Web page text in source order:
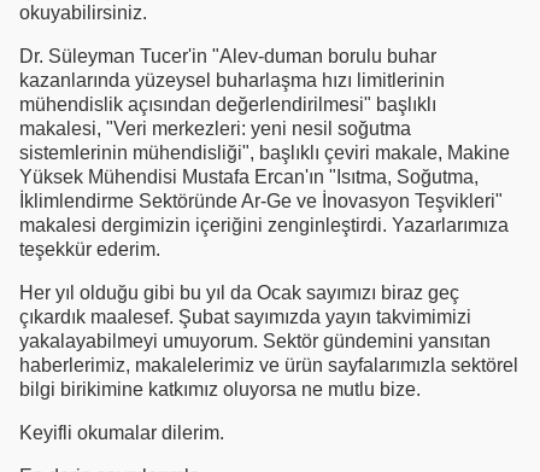
okuyabilirsiniz.
Dr. Süleyman Tucer'in "Alev-duman borulu buhar
kazanlarında yüzeysel buharlaşma hızı limitlerinin
mühendislik açısından değerlendirilmesi" başlıklı
makalesi, "Veri merkezleri: yeni nesil soğutma
sistemlerinin mühendisliği", başlıklı çeviri makale, Makine
Yüksek Mühendisi Mustafa Ercan'ın "Isıtma, Soğutma,
İklimlendirme Sektöründe Ar-Ge ve İnovasyon Teşvikleri"
makalesi dergimizin içeriğini zenginleştirdi. Yazarlarımıza
teşekkür ederim.
Her yıl olduğu gibi bu yıl da Ocak sayımızı biraz geç
çıkardık maalesef. Şubat sayımızda yayın takvimimizi
yakalayabilmeyi umuyorum. Sektör gündemini yansıtan
haberlerimiz, makalelerimiz ve ürün sayfalarımızla sektörel
bilgi birikimine katkımız oluyorsa ne mutlu bize.
Keyifli okumalar dilerim.